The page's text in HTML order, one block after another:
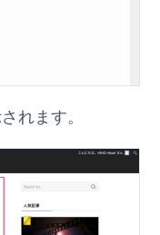
れます。